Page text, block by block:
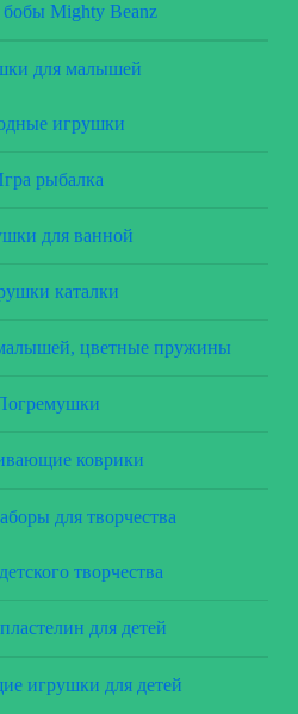
Mighty Beanz
для малышей
игрушки
рыбалка
для ванной
каталки
цветные пружины
коврики
для творчества
творчества
для детей
игрушки для детей